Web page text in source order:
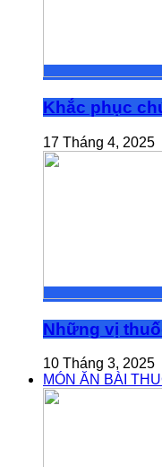
Khắc phục
17 Tháng 4, 2025
Những vị
10 Tháng 3, 2025
MÓN ĂN BÀI